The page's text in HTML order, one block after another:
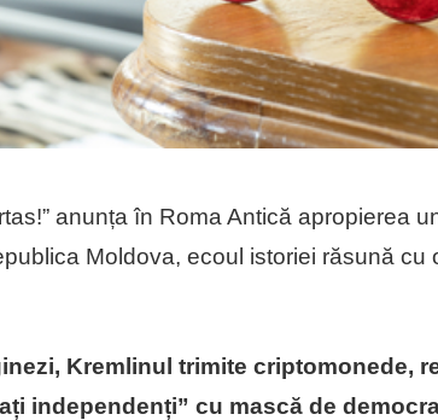
anunța în Roma Antică apropierea
Moldova, ecoul istoriei răsună cu
Kremlinul trimite criptomonede,
independenți” cu mască de